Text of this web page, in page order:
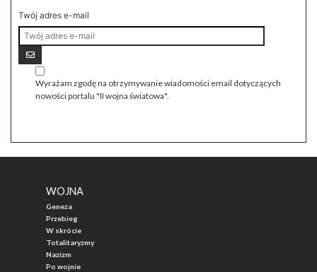
Twój adres e-mail
Wyrażam zgodę na otrzymywanie wiadomości email dotyczących
nowości portalu "II wojna światowa".
WOJNA
Geneza
Przebieg
W skrócie
Totalitaryzmy
Nazizm
Po wojnie